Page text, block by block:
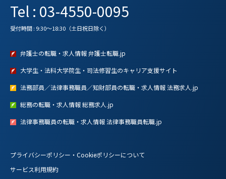
Tel : 03-4550-0095
受付時間 : 9:30～18:30（土日祝日除く）
弁護士の転職・求人情報 弁護士転職.jp
大学生・法科大学院生・司法修習生のキャリア支援サイト
法務部員／法律事務職員／知財部員の転職・求人情報 法務求人.jp
総務の転職・求人情報 総務求人.jp
法律事務職員の転職・求人情報 法律事務職員転職.jp
プライバシーポリシー・Cookieポリシーについて
サービス利用規約